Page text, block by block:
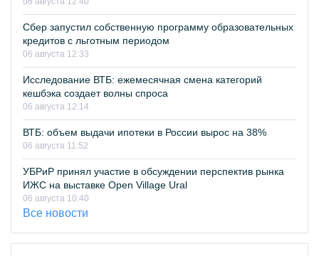
Сбер запустил собственную программу образовательных
кредитов с льготным периодом
06 августа 12:33
Исследование ВТБ: ежемесячная смена категорий
кешбэка создает волны спроса
06 августа 12:14
ВТБ: объем выдачи ипотеки в России вырос на 38%
06 августа 11:52
УБРиР принял участие в обсуждении перспектив рынка
ИЖС на выставке Open Village Ural
06 августа 10:40
Все новости